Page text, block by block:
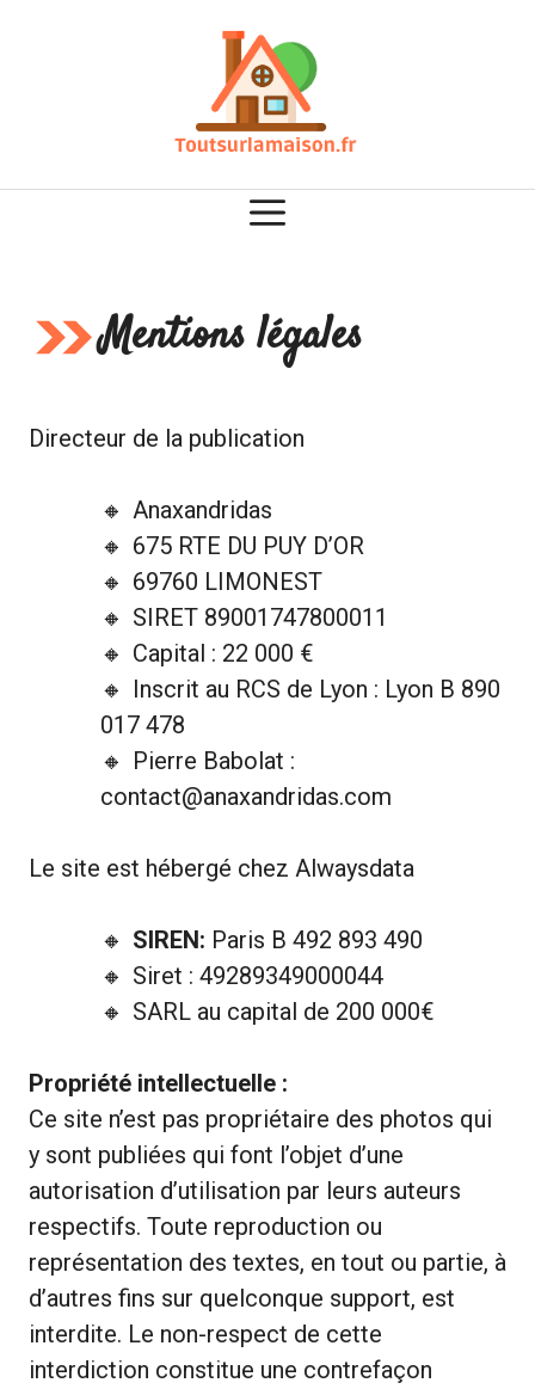
Mentions légales
Directeur de la publication
Anaxandridas
675 RTE DU PUY D’OR
69760 LIMONEST
SIRET 89001747800011
Capital : 22 000 €
Inscrit au RCS de Lyon : Lyon B 890
017 478
Pierre Babolat :
contact@anaxandridas.com
Le site est hébergé chez Alwaysdata
SIREN: Paris B 492 893 490
Siret : 49289349000044
SARL au capital de 200 000€
Propriété intellectuelle :
Ce site n’est pas propriétaire des photos qui
y sont publiées qui font l’objet d’une
autorisation d’utilisation par leurs auteurs
respectifs. Toute reproduction ou
représentation des textes, en tout ou partie, à
d’autres fins sur quelconque support, est
interdite. Le non-respect de cette
interdiction constitue une contrefaçon